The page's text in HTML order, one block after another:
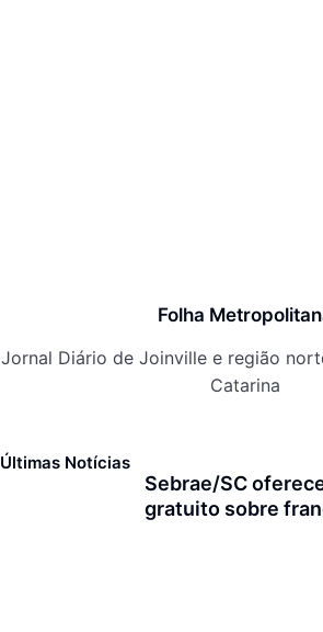
Folha
Jornal Diário de Joinville e região
Catarina
Últimas Notícias
Sebrae/SC
gratuito sobre